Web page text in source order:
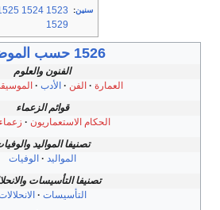
سنين:
1523
1524
1529
1526 حسب الموضوع
الفنون والعلوم
العمارة
الفن الأدب
قوائم الزعماء
الحكام الاستعماريون
تصنيفا المواليد
المواليد
الوفيات
تصنيفا التأسيسات
التأسيسات